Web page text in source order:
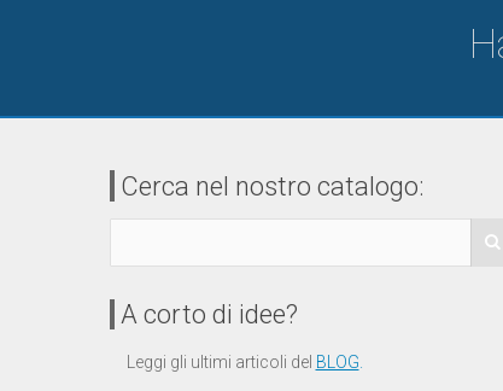
Cerca nel nostro catalogo:
A corto di idee?
Leggi gli ultimi articoli del BLOG